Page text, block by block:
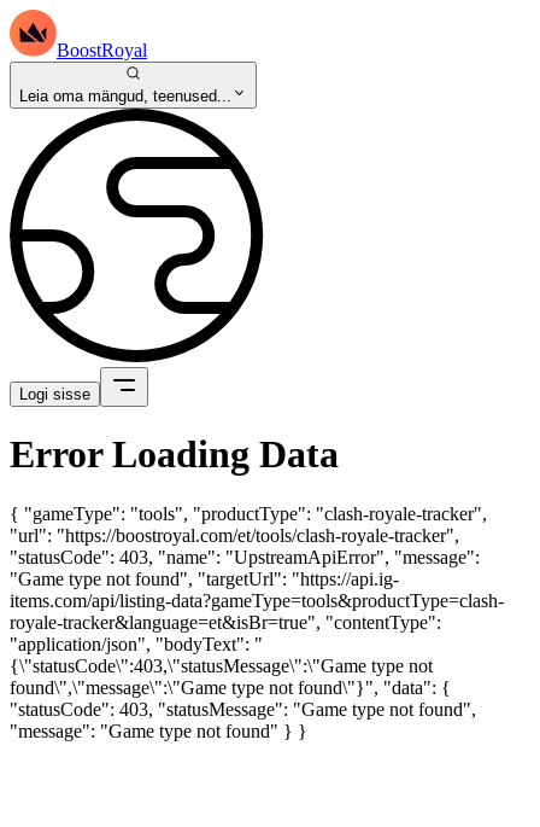
BoostRoyal
Leia oma mängud, teenused...
Logi sisse
Error Loading Data
{ "gameType": "tools", "productType": "clash-royale-tracker",
"url": "https://boostroyal.com/et/tools/clash-royale-tracker",
"statusCode": 403, "name": "UpstreamApiError", "message":
"Game type not found", "targetUrl": "https://api.ig-
items.com/api/listing-data?gameType=tools&productType=clash-
royale-tracker&language=et&isBr=true", "contentType":
"application/json", "bodyText": "
{\"statusCode\":403,\"statusMessage\":\"Game type not
found\",\"message\":\"Game type not found\"}", "data": {
"statusCode": 403, "statusMessage": "Game type not found",
"message": "Game type not found" } }